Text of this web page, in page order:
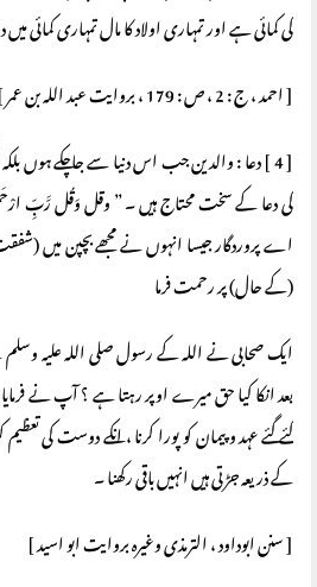
کی کمائی ہے اور تمہاری اولاد کا مال تمہاری کمائی
[ احمد ، ج : 2 ، ص : 179 ، بروایت عبد اللہ بن عمر ]
[ 4 ] دعا : والدین جب اس دنیا سے جاچکے ہوں
کی دعا کے سخت محتاج ہیں ۔ ” وقل وَقُل رَّبِّ
اے پروردگار جیسا انہوں نے مجھے بچپن میں
(کے حال) پر رحمت فرما
ایک صحابی نے اللہ کے رسول صلی اللہ علیہ
بعد انکا کیا حق میرے اوپر رہتا ہے ؟ آپ نے
کئے گئے عہد و پیمان کو پورا کرنا ، انکے دوست کی
کے ذریعہ جڑتی ہیں انہیں باقی رکھنا ۔
[ سنن ابوداود ، الترمذی وغیرہ بروایت ابو اسید ]